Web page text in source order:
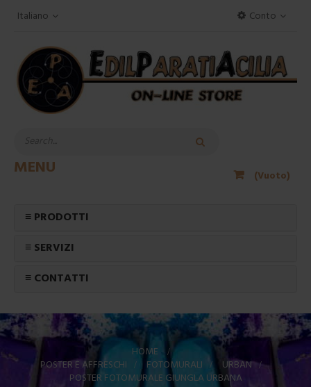
Conto
Italiano
(Vuoto)
MENU
≡ PRODOTTI
≡ SERVIZI
≡ CONTATTI
HOME
>
POSTER E AFFRESCHI > FOTOMURALI > URBAN >
POSTER FOTOMURALE GIUNGLA URBANA